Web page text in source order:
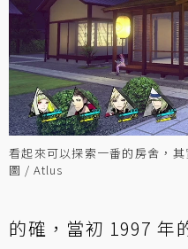
看起來可以探索一番的房舍，
圖 / Atlus
的確，當初 1997 年